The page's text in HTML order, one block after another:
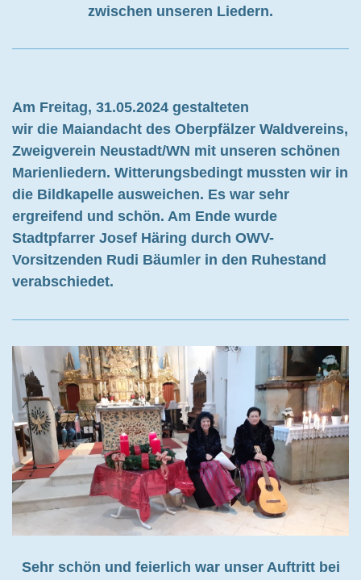
zwischen unseren Liedern.
Am Freitag, 31.05.2024 gestalteten
wir die Maiandacht des Oberpfälzer Waldvereins,
Zweigverein Neustadt/WN mit unseren schönen
Marienliedern. Witterungsbedingt mussten wir in
die Bildkapelle ausweichen. Es war sehr
ergreifend und schön. Am Ende wurde
Stadtpfarrer Josef Häring durch OWV-
Vorsitzenden Rudi Bäumler in den Ruhestand
verabschiedet.
Sehr schön und feierlich war unser Auftritt bei